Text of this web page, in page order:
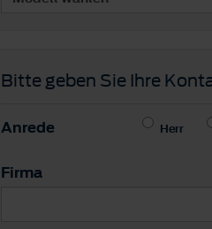
Bitte geben Sie Ihre
Anrede Herr
Firma